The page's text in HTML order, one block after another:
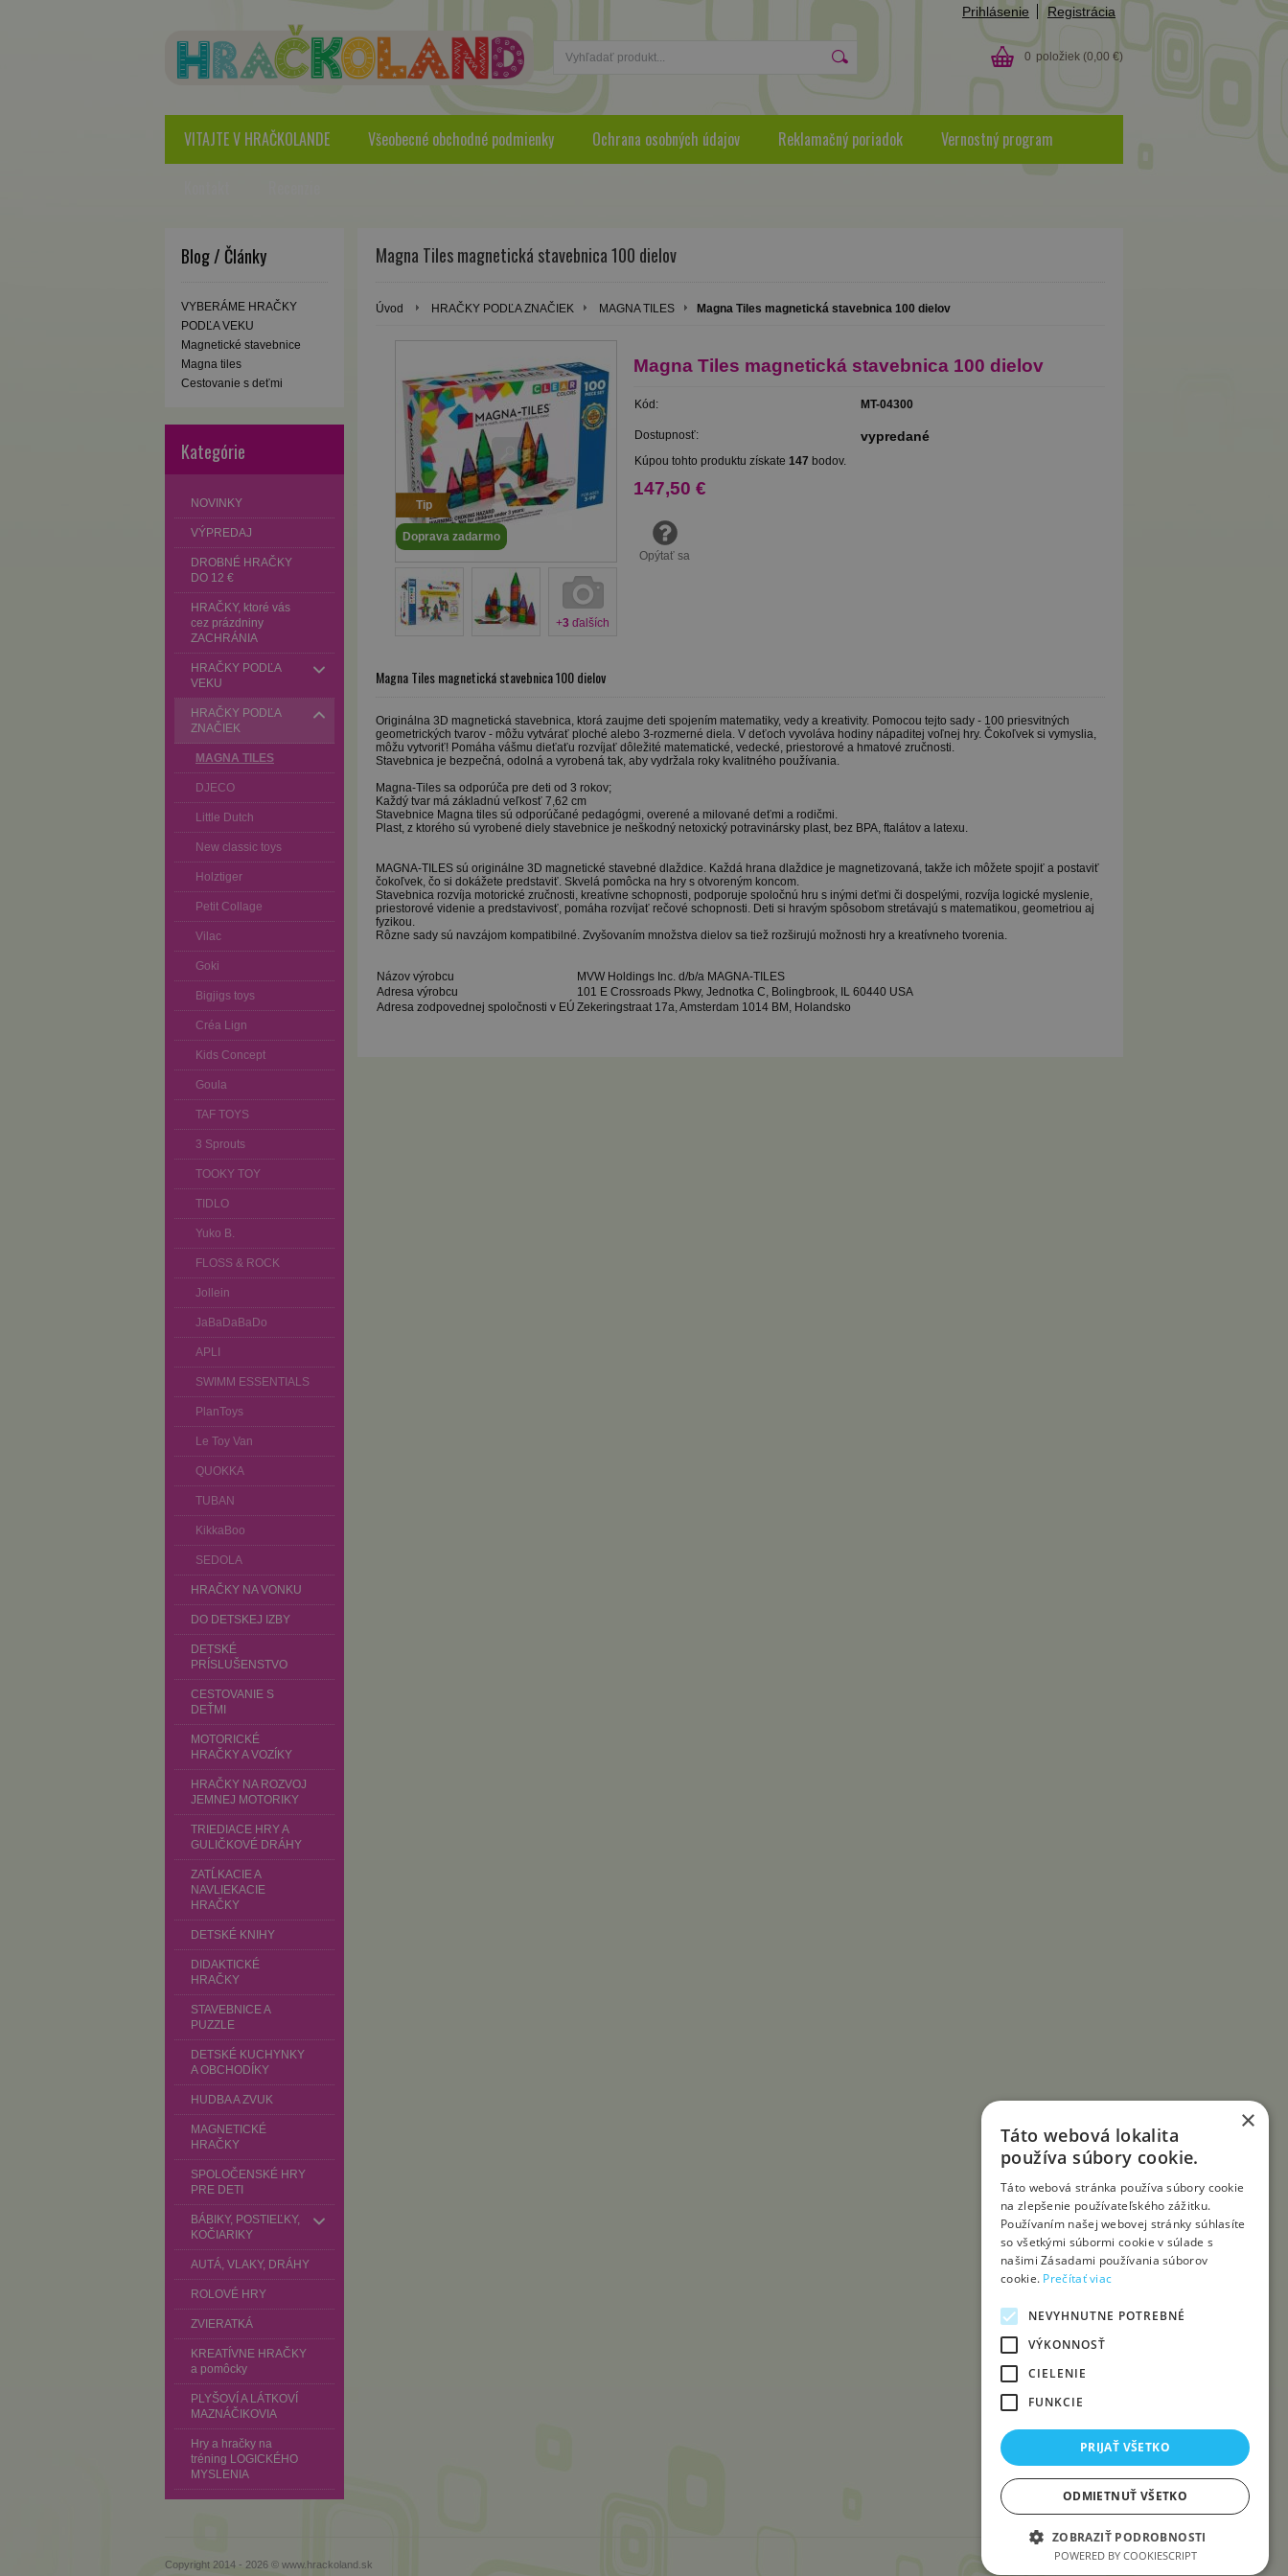
Prihlásenie Registrácia
0 položiek (0,00 €)
VITAJTE V HRAČKOLANDE Všeobecné obchodné podmienky Ochrana osobných údajov Reklamačný poriadok Vernostný program
Blog / Články
VYBERÁME HRAČKY
PODĽA VEKU
Magnetické stavebnice
Magna tiles
Cestovanie s deťmi
Kategórie
NOVINKY
VÝPREDAJ
DROBNÉ HRAČKY
DO 12 €
HRAČKY, ktoré vás
cez prázdniny
ZACHRÁNIA
HRAČKY PODĽA
VEKU
HRAČKY PODĽA
ZNAČIEK
MAGNA TILES
DJECO
Little Dutch
New classic toys
Holztiger
Petit Collage
Vilac
Goki
Bigjigs toys
Créa Lign
Kids Concept
Goula
TAF TOYS
3 Sprouts
TOOKY TOY
TIDLO
Yuko B.
FLOSS & ROCK
Jollein
JaBaDaBaDo
APLI
SWIMM ESSENTIALS
PlanToys
Le Toy Van
QUOKKA
TUBAN
KikkaBoo
SEDOLA
HRAČKY NA VONKU
DO DETSKEJ IZBY
DETSKÉ
PRÍSLUŠENSTVO
CESTOVANIE S
DEŤMI
MOTORICKÉ
HRAČKY A VOZÍKY
HRAČKY NA ROZVOJ
JEMNEJ MOTORIKY
TRIEDIACE HRY A
GULIČKOVÉ DRÁHY
ZATĹKACIE A
NAVLIEKACIE
HRAČKY
DETSKÉ KNIHY
DIDAKTICKÉ
HRAČKY
STAVEBNICE A
PUZZLE
DETSKÉ KUCHYNKY
A OBCHODÍKY
HUDBA A ZVUK
MAGNETICKÉ
HRAČKY
SPOLOČENSKÉ HRY
PRE DETI
BÁBIKY, POSTIEĽKY,
KOČIARIKY
AUTÁ, VLAKY, DRÁHY
ROLOVÉ HRY
ZVIERATKÁ
KREATÍVNE HRAČKY
a pomôcky
PLYŠOVÍ A LÁTKOVÍ
MAZNÁČIKOVIA
Hry a hračky na
tréning LOGICKÉHO
MYSLENIA
Magna Tiles magnetická stavebnica 100 dielov
Úvod HRAČKY PODĽA ZNAČIEK MAGNA TILES Magna Tiles magnetická stavebnica 100 dielov
Tip
Doprava zadarmo
+3 ďalších
Magna Tiles magnetická stavebnica 100 dielov
Kód: MT-04300
Dostupnosť: vypredané
Kúpou tohto produktu získate 147 bodov.
147,50 €
Opýtať sa
Magna Tiles magnetická stavebnica 100 dielov
Originálna 3D magnetická stavebnica, ktorá zaujme deti spojením matematiky, vedy a kreativity. Pomocou tejto sady - 100 priesvitných
geometrických tvarov - môžu vytvárať ploché alebo 3-rozmerné diela. V deťoch vyvoláva hodiny nápaditej voľnej hry. Čokoľvek si vymyslia,
môžu vytvoriť! Pomáha vášmu dieťaťu rozvíjať dôležité matematické, vedecké, priestorové a hmatové zručnosti.
Stavebnica je bezpečná, odolná a vyrobená tak, aby vydržala roky kvalitného používania.
Magna-Tiles sa odporúča pre deti od 3 rokov;
Každý tvar má základnú veľkosť 7,62 cm
Stavebnice Magna tiles sú odporúčané pedagógmi, overené a milované deťmi a rodičmi.
Plast, z ktorého sú vyrobené diely stavebnice je neškodný netoxický potravinársky plast, bez BPA, ftalátov a latexu.
MAGNA-TILES sú originálne 3D magnetické stavebné dlaždice. Každá hrana dlaždice je magnetizovaná, takže ich môžete spojiť a postaviť
čokoľvek, čo si dokážete predstaviť. Skvelá pomôcka na hry s otvoreným koncom.
Stavebnica rozvíja motorické zručnosti, kreatívne schopnosti, podporuje spoločnú hru s inými deťmi či dospelými, rozvíja logické myslenie,
priestorové videnie a predstavivosť, pomáha rozvíjať rečové schopnosti. Deti si hravým spôsobom stretávajú s matematikou, geometriou aj
fyzikou.
Rôzne sady sú navzájom kompatibilné. Zvyšovaním množstva dielov sa tiež rozširujú možnosti hry a kreatívneho tvorenia.
Názov výrobcu
MVW Holdings Inc. d/b/a MAGNA-TILES
Adresa výrobcu
101 E Crossroads Pkwy, Jednotka C, Bolingbrook, IL 60440 USA
Adresa zodpovednej spoločnosti v EÚ Zekeringstraat 17a, Amsterdam 1014 BM, Holandsko
Copyright 2014 - 2026 © www.hrackoland.sk
×
Táto webová lokalita
používa súbory cookie.
Táto webová stránka používa súbory cookie
na zlepšenie používateľského zážitku.
Používaním našej webovej stránky súhlasíte
so všetkými súbormi cookie v súlade s
našimi Zásadami používania súborov
cookie. Prečítať viac
NEVYHNUTNE POTREBNÉ
VÝKONNOSŤ
CIELENIE
FUNKCIE
PRIJAŤ VŠETKO
ODMIETNUŤ VŠETKO
ZOBRAZIŤ PODROBNOSTI
POWERED BY COOKIESCRIPT